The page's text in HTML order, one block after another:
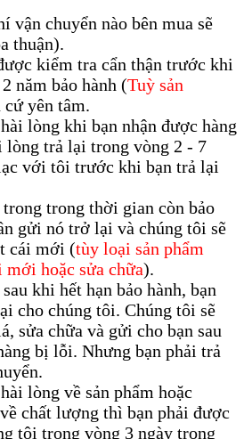
vận chuyển nào bên mua sẽ
thuận).
kiểm tra cẩn thận trước khi
năm bảo hành (Tuỳ sản
cứ yên tâm.
lòng khi bạn nhận được hàng
lòng trả lại trong vòng 2 - 7
với tôi trước khi bạn trả lại
trong thời gian còn bảo
gửi nó trở lại và chúng tôi sẽ
cái mới (tùy loại sản phẩm
mới hoặc sửa chữa).
khi hết hạn bảo hành, bạn
cho chúng tôi. Chúng tôi sẽ
sửa chữa và gửi cho bạn sau
bị lỗi. Nhưng bạn phải trả
lòng về sản phẩm hoặc
chất lượng thì bạn phải được
tôi trong vòng 3 ngày trong